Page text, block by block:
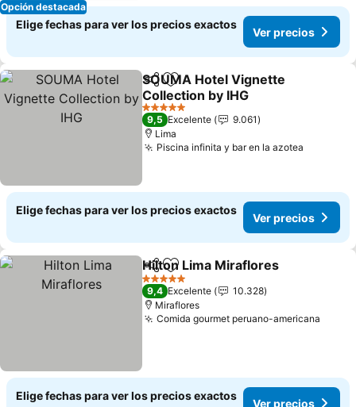
Opción destacada
Elige fechas para ver los precios exactos
Ver precios
CompartirAgregar a favoritos
SOUMA Hotel Vignette
Collection by IHG
Ver precios
5 Estrellas
9,5 Excelente
9.061
Lima
Piscina infinita y bar en la azotea
Elige fechas para ver los precios exactos
Ver precios
CompartirAgregar a favoritos
Hilton Lima Miraflores
5 Estrellas
9,4 Excelente
10.328
Miraflores
Comida gourmet peruano-americana
Elige fechas para ver los precios exactos
Ver precios